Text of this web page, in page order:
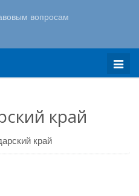
Меню
край
край